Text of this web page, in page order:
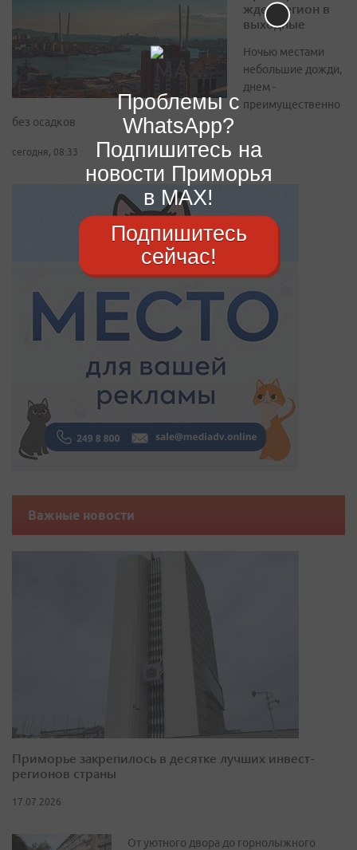
ждет регион в
выходные
Ночью местами
небольшие дожди,
днем -
преимущественно
без осадков
сегодня, 08:33
Важные новости
Приморье закрепилось в десятке лучших инвест-
регионов страны
17.07.2026
От уютного двора до горнолыжного
Проблемы с
WhatsApp?
Подпишитесь на
новости Приморья
в MAX!
Подпишитесь
сейчас!